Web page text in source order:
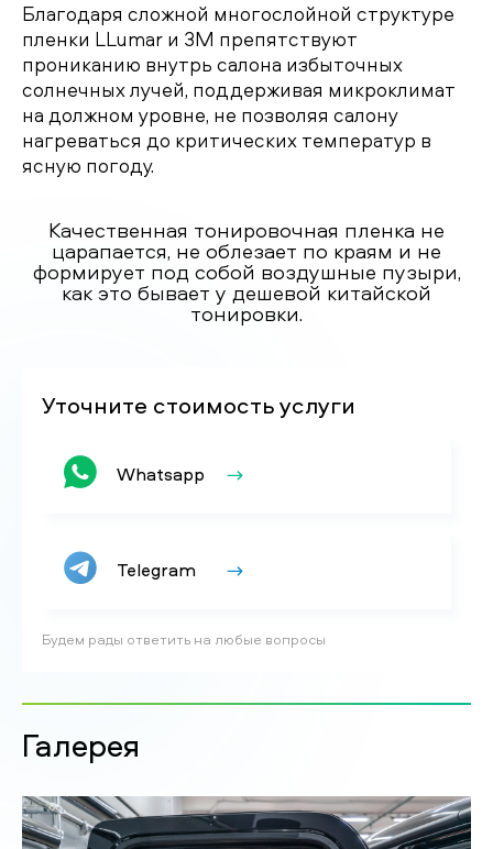
Благодаря сложной многослойной структуре
пленки LLumar и 3M препятствуют
прониканию внутрь салона избыточных
солнечных лучей, поддерживая микроклимат
на должном уровне, не позволяя салону
нагреваться до критических температур в
ясную погоду.
Качественная тонировочная пленка не
царапается, не облезает по краям и не
формирует под собой воздушные пузыри,
как это бывает у дешевой китайской
тонировки.
Уточните стоимость услуги
Whatsapp
Telegram
Будем рады ответить на любые вопросы
Галерея